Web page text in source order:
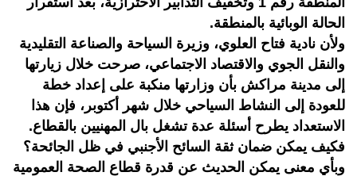
الحالة الوبائية بالمنطقة.
ولأن نادية فتاح العلوي، وزيرة السياحة والصناعة التقليدية
والنقل الجوي والاقتصاد الاجتماعي، صرحت خلال زيارتها
إلى مدينة مراكش بأن وزارتها منكبة على إعداد خطة
للعودة إلى النشاط السياحي خلال شهر أكتوبر، فإن هذا
الاستعداد يطرح أسئلة عدة تشغل بال المهنيين بالقطاع.
فكيف يمكن ضمان ثقة السائح الأجنبي في ظل الجائحة؟
وبأي معنى يمكن الحديث عن قدرة قطاع الصحة العمومية